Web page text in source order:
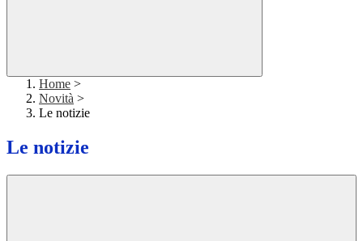
Home >
Novità >
Le notizie
Le notizie